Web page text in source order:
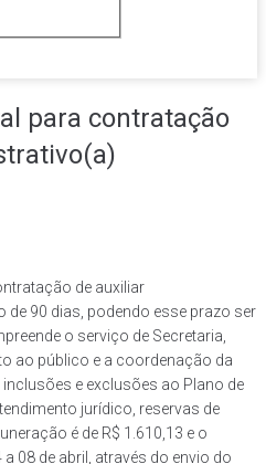
para contratação
de auxiliar
90 dias, podendo esse prazo ser
o serviço de Secretaria,
ao público e a coordenação da
e exclusões ao Plano de
jurídico, reservas de
é de R$ 1.610,13 e o
08 de abril, através do envio do